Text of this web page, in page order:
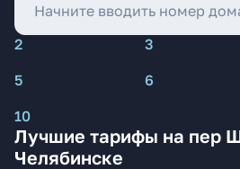
2 3
5
6
10
Лучшие тарифы на пер
Челябинске